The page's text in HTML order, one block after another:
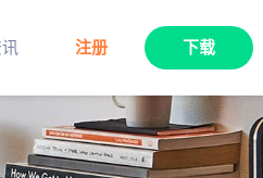
注册 下载